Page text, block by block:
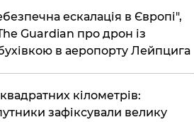
ескалація в Європі",
Guardian про дрон із
в аеропорту Лейпцига
кілометрів:
зафіксували велику